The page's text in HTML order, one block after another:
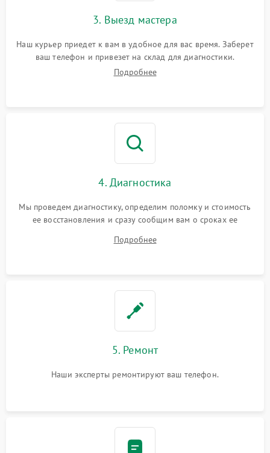
3. Выезд мастера
Наш курьер приедет к вам в удобное для вас время. Заберет
ваш телефон и привезет на склад для диагностики.
Подробнее
4. Диагностика
Мы проведем диагностику, определим поломку и стоимость
ее восстановления и сразу сообщим вам о сроках ее
Подробнее
5. Ремонт
Наши эксперты ремонтируют ваш телефон.